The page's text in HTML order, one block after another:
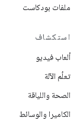
ملفات بودكاست
استكشاف
ألعاب فيديو
تعلُم الآلة
الصحة واللياقة
الكاميرا والوسائط